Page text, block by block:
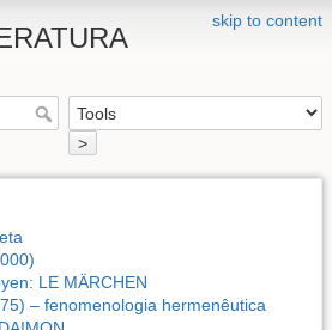
skip to content
>
LE MÄRCHEN
– fenomenologia hermenêutica